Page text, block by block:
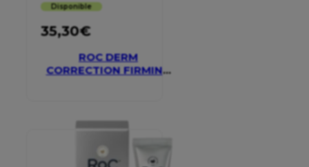
Disponible
35,30€
ROC DERM
CORRECTION FIRMING